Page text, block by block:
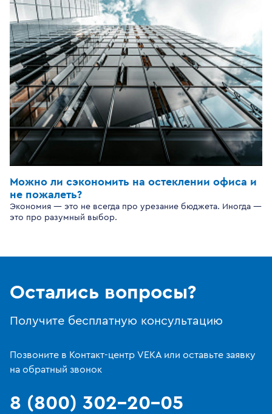
Можно ли сэкономить на остеклении офиса и
не пожалеть?
Экономия — это не всегда про урезание бюджета. Иногда —
это про разумный выбор.
Остались вопросы?
Получите бесплатную консультацию
Позвоните в Контакт-центр VEKA или оставьте заявку
на обратный звонок
8 (800) 302-20-05